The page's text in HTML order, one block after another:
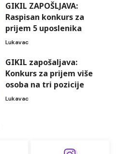
GIKIL ZAPOŠLJAVA:
Raspisan konkurs za
prijem 5 uposlenika
Lukavac
GIKIL zapošaljava:
Konkurs za prijem više
osoba na tri pozicije
Lukavac